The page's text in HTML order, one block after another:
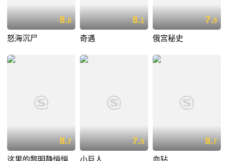
8.0
怒海沉尸
8.1
奇遇
7.9
俄宫秘史
8.7 7.9 8.7